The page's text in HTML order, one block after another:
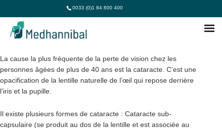
0033 (0)1 84 800 400
OPERATION CATARACTE TUNISIE
La cause la plus fréquente de la perte de vision chez les
personnes âgées de plus de 40 ans est la cataracte. C’est une
opacification de la lentille naturelle de l’œil qui repose derrière
l’iris et la pupille.
Il existe plusieurs formes de cataracte : Cataracte sub-
capsulaire (se produit au dos de la lentille et est associée au